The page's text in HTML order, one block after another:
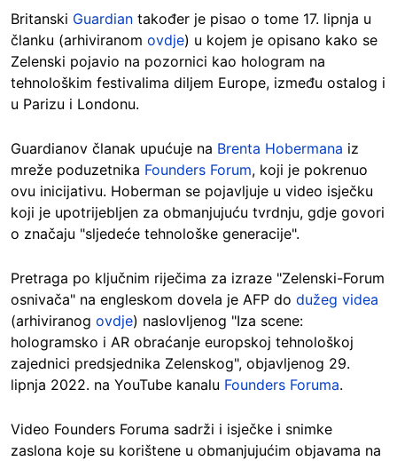
Britanski Guardian također je pisao o tome 17. lipnja u
članku (arhiviranom ovdje) u kojem je opisano kako se
Zelenski pojavio na pozornici kao hologram na
tehnološkim festivalima diljem Europe, između ostalog i
u Parizu i Londonu.
Guardianov članak upućuje na Brenta Hobermana iz
mreže poduzetnika Founders Forum, koji je pokrenuo
ovu inicijativu. Hoberman se pojavljuje u video isječku
koji je upotrijebljen za obmanjujuću tvrdnju, gdje govori
o značaju "sljedeće tehnološke generacije".
Pretraga po ključnim riječima za izraze "Zelenski-Forum
osnivača" na engleskom dovela je AFP do dužeg videa
(arhiviranog ovdje) naslovljenog "Iza scene:
hologramsko i AR obraćanje europskoj tehnološkoj
zajednici predsjednika Zelenskog", objavljenog 29.
lipnja 2022. na YouTube kanalu Founders Foruma.
Video Founders Foruma sadrži i isječke i snimke
zaslona koje su korištene u obmanjujućim objavama na